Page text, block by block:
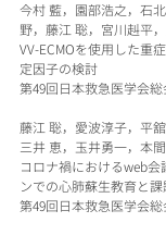
今村 藍，園部浩之，石
野，藤江 聡，宮川赳平
VV-ECMOを使用した重
定因子の検討
第49回日本救急医学会
藤江 聡，愛波淳子，平
三井 恵，玉井勇一，本
コロナ禍におけるweb
ンでの心肺蘇生教育と課
第49回日本救急医学会